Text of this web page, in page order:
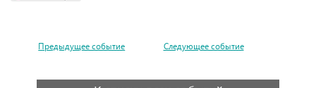
Предыдущее событие Следующее событие